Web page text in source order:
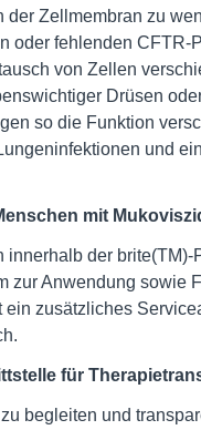
der Zellmembran zu
oder fehlenden CFTR-
von Zellen
Drüsen
so die Funktion
und
mit
der
zur Anwendung
zusätzliches
für
begleiten und